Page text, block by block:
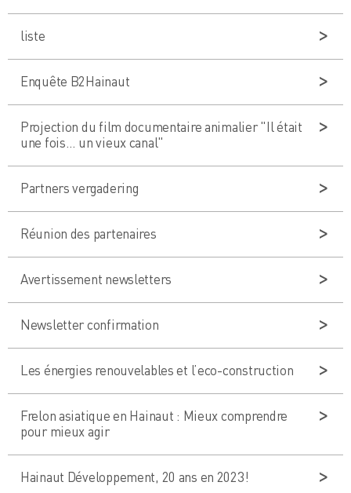
liste
Enquête B2Hainaut
Projection du film documentaire animalier "Il était
une fois… un vieux canal"
Partners vergadering
Réunion des partenaires
Avertissement newsletters
Newsletter confirmation
Les énergies renouvelables et l’eco-construction
Frelon asiatique en Hainaut : Mieux comprendre
pour mieux agir
Hainaut Développement, 20 ans en 2023!